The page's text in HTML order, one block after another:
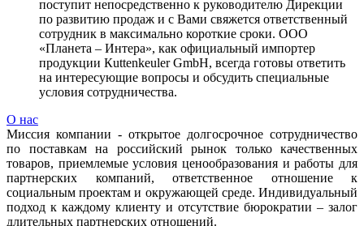
поступит непосредственно к руководителю Дирекции
по развитию продаж и с Вами свяжется ответственный
сотрудник в максимально короткие сроки. ООО
«Планета – Интера», как официальный импортер
продукции Кuttenkeuler GmbH, всегда готовы ответить
на интересующие вопросы и обсудить специальные
условия сотрудничества.
О нас
Миссия компании - открытое долгосрочное сотрудничество
по поставкам на российский рынок только качественных
товаров, приемлемые условия ценообразования и работы для
партнерских компаний, ответственное отношение к
социальным проектам и окружающей среде. Индивидуальный
подход к каждому клиенту и отсутствие бюрократии – залог
длительных партнерских отношений.